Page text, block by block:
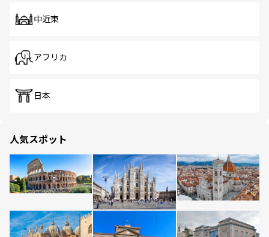
中近東
アフリカ
日本
人気スポット